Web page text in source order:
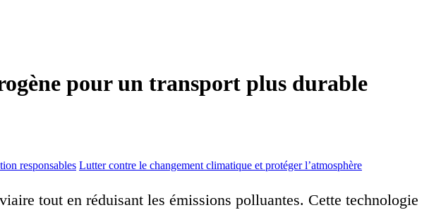
pour un transport plus durable
responsables Lutter contre le changement climatique et protéger l’atmosphère
tout en réduisant les émissions polluantes. Cette technologie